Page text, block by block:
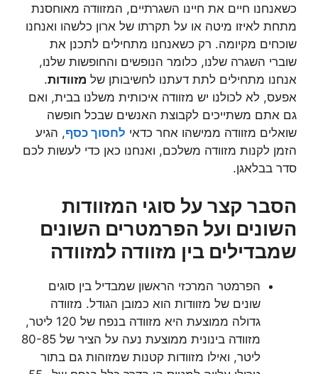
כשאנחנו חיים את חיינו השגרתיים, המזוודה מאוחסנת
מתחת לאיזו מיטה או על תקרתו של ארון כלשהו ואנחנו
שוכחים מקיומה. רק כשאנחנו מתחילים לתכנן את
שוברי השגרה שלנו, כלומר הנופשים והחופשות שלנו,
אנחנו מתחילים לתת דעתנו לחשיבותן של מזוודות.
אפעס, לא לכולנו יש מזוודה איכותית משלנו בבית, ואם
גם אתם משתייכים לקבוצת האנשים שבכל חופשה
שואלים מזוודה ממישהו אחר כדאי לחסוך כסף, הגיע
הזמן לקנות מזוודה משלכם, ואנחנו כאן כדי לעשות לכם
סדר בבלאגן.
הסבר קצר על סוגי המזוודות
השונים ועל הפרמטרים השונים
שמבדילים בין מזוודה למזוודה
הפרמטר המרכזי הראשון שמבדיל בין סוגים
שונים של מזוודות הוא כמובן הגודל. מזוודה
גדולה ממוצעת היא מזוודה בנפח של 120 ליטר,
מזוודה בינונית ממוצעת נעה על הציר של 80-85
ליטר, ואילו מזוודות קטנות שמזוהות גם בתור